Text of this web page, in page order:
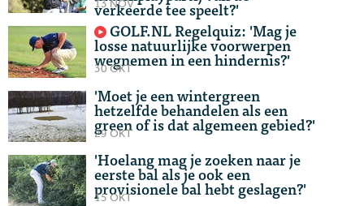
verkeerde tee speelt?'
13 NOV
GOLF.NL Regelquiz: 'Mag je
losse natuurlijke voorwerpen
wegnemen in een hindernis?'
30 OKT
'Moet je een wintergreen
hetzelfde behandelen als een
green of is dat algemeen gebied?'
29 OKT
'Hoelang mag je zoeken naar je
eerste bal als je ook een
provisionele bal hebt geslagen?'
15 OKT